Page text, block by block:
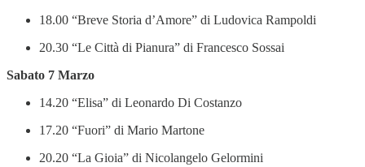
18.00 “Breve Storia d’Amore” di Ludovica Rampoldi
20.30 “Le Città di Pianura” di Francesco Sossai
Sabato 7 Marzo
14.20 “Elisa” di Leonardo Di Costanzo
17.20 “Fuori” di Mario Martone
20.20 “La Gioia” di Nicolangelo Gelormini